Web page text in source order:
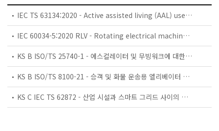
IEC TS 63134:2020 - Active assisted living (AAL) use cases
IEC 60034-5:2020 RLV - Rotating electrical machines - Part 5: Degrees of protection provided by the integral design of rotating electrical machines (IP code) - Classification
KS B ISO/TS 25740-1 - 에스컬레이터 및 무빙워크에 대한 안전요건 — 제1부: 세계공통 필수 안전요건(GESRs)
KS B ISO/TS 8100-21 - 승객 및 화물 운송용 엘리베이터 —제21부: 세계공통 필수안전요건(GESRs)을 충족하는 세계공통 안전 파라미터(GSPs)
KS C IEC TS 62872 - 산업 시설과 스마트 그리드 사이의 산업 공정 측정, 제어 및 자동화 시스템 인터페이스